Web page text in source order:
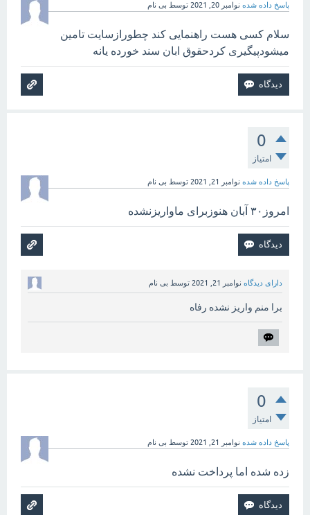
پاسخ داده شده نوامبر 20, 2021 توسط بی نام
سلام کسی هست راهنمایی کند چطورازسایت تامین
میشودپیگیری کردحقوق ابان سند خورده یانه
0
امتیاز
پاسخ داده شده نوامبر 21, 2021 توسط بی نام
امروز۳۰ آبان هنوزبرای ماواریزنشده
دارای دیدگاه نوامبر 21, 2021 توسط بی نام
برا منم واریز نشده رفاه
0
امتیاز
پاسخ داده شده نوامبر 21, 2021 توسط بی نام
زده شده اما پرداخت نشده